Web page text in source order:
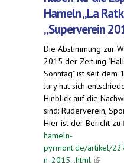
Hameln „La
„Superverein
Die Abstimmung zur
2015 der Zeitung
Sonntag" ist seit dem
Jury hat sich
Hinblick auf die
sind: Ruderverein,
Hier ist der Bericht zu
hameln-
pyrmont.de/artikel/
n_2015_.html (link is